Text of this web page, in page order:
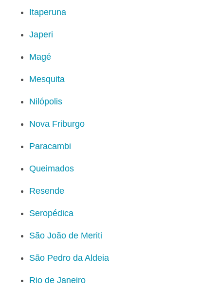
Itaperuna
Japeri
Magé
Mesquita
Nilópolis
Nova Friburgo
Paracambi
Queimados
Resende
Seropédica
São João de Meriti
São Pedro da Aldeia
Rio de Janeiro